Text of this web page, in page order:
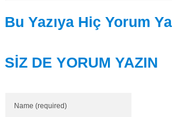
Bu Yazıya Hiç Yorum
SİZ DE YORUM YAZIN